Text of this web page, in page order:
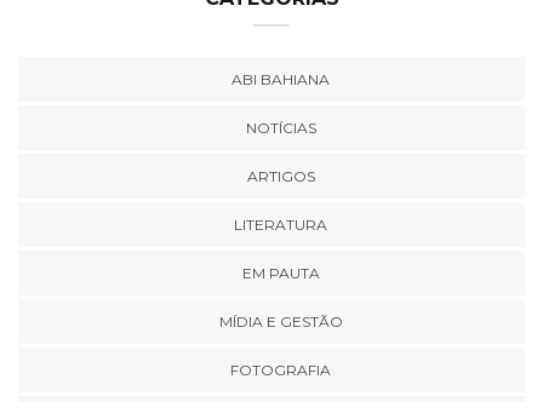
ABI BAHIANA
NOTÍCIAS
ARTIGOS
LITERATURA
EM PAUTA
MÍDIA E GESTÃO
FOTOGRAFIA